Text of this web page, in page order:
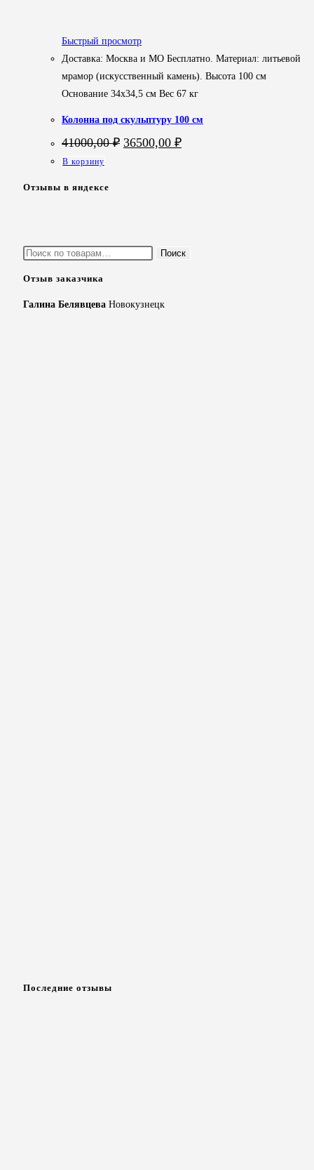
Быстрый просмотр
Доставка: Москва и МО Бесплатно. Материал: литьевой
мрамор (искусственный камень). Высота 100 см
Основание 34х34,5 см Вес 67 кг
Колонна под скульптуру 100 см
41000,00₽ Первоначальная
36500,00 ₽Текущая
В корзину
Отзывы в яндексе
Искать: Поиск
Отзыв заказчика
Галина Белявцева Новокузнецк
Последние отзывы